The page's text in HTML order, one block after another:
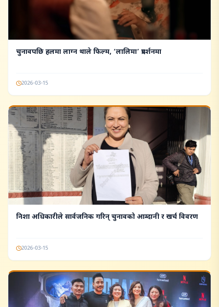
चुनावपछि हलमा लाग्न थाले फिल्म, ‘लालिमा’ प्रदर्शनमा
2026-03-15
निशा अधिकारीले सार्वजनिक गरिन् चुनावको आम्दानी र खर्च विवरण
2026-03-15